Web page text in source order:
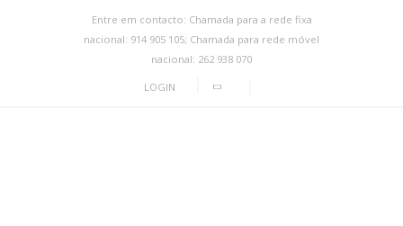
Entre em contacto: Chamada para a rede fixa
nacional: 914 905 105; Chamada para rede móvel
nacional: 262 938 070
LOGIN